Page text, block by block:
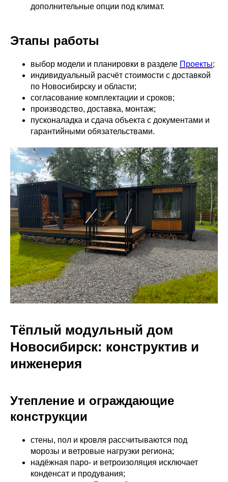
дополнительные опции под климат.
Этапы работы
выбор модели и планировки в разделе Проекты;
индивидуальный расчёт стоимости с доставкой
по Новосибирску и области;
согласование комплектации и сроков;
производство, доставка, монтаж;
пусконаладка и сдача объекта с документами и
гарантийными обязательствами.
Тёплый модульный дом
Новосибирск: конструктив и
инженерия
Утепление и ограждающие
конструкции
стены, пол и кровля рассчитываются под
морозы и ветровые нагрузки региона;
надёжная паро‑ и ветроизоляция исключает
конденсат и продувания;